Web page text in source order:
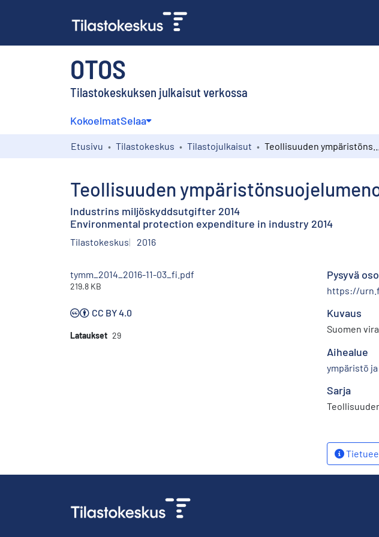
OTOS
Tilastokeskuksen julkaisut verkossa
KokoelmatSelaa
Etusivu Tilastokeskus Tilastojulkaisut
Teollisuuden
Industrins miljöskyddsutgifter 2014
Environmental protection expenditure in industry 2014
Tilastokeskus 2016
tymm_2014_2016-11-03_fi.pdf
219.8 KB
CC BY 4.0
Lataukset 29
Pysyvä
https://
Kuvaus
Suomen
Aihealue
ympäristö
Sarja